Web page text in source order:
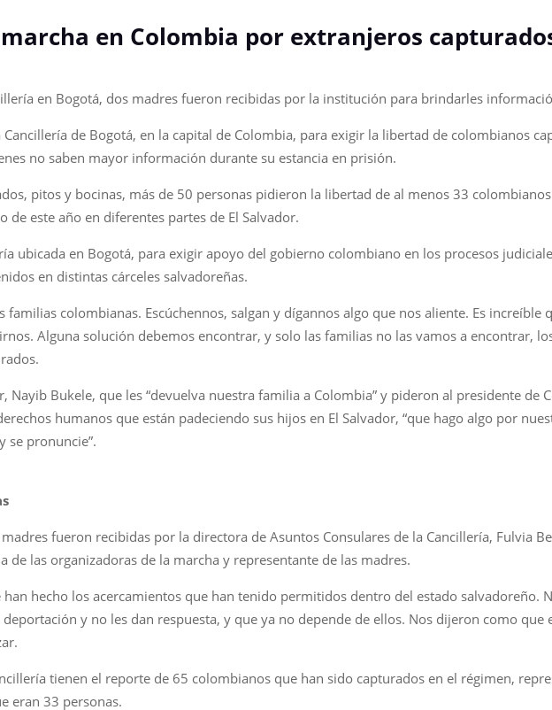
en Colombia por extranjeros
en Bogotá, dos madres fueron recibidas por la institución para brindarles
de Bogotá, en la capital de Colombia, para exigir la libertad de colombianos
no saben mayor información durante su estancia en prisión.
pitos y bocinas, más de 50 personas pidieron la libertad de al menos 33
de este año en diferentes partes de El Salvador.
ubicada en Bogotá, para exigir apoyo del gobierno colombiano en los procesos
en distintas cárceles salvadoreñas.
familias colombianas. Escúchennos, salgan y dígannos algo que nos aliente. Es increíble
Alguna solución debemos encontrar, y solo las familias no las vamos a encontrar,
Nayib Bukele, que les “devuelva nuestra familia a Colombia” y pideron al presidente de
humanos que están padeciendo sus hijos en El Salvador, “que hago algo por
se pronuncie”.
fueron recibidas por la directora de Asuntos Consulares de la Cancillería, Fulvia
las organizadoras de la marcha y representante de las madres.
hecho los acercamientos que han tenido permitidos dentro del estado salvadoreño.
y no les dan respuesta, y que ya no depende de ellos. Nos dijeron como que
tienen el reporte de 65 colombianos que han sido capturados en el régimen,
eran 33 personas.